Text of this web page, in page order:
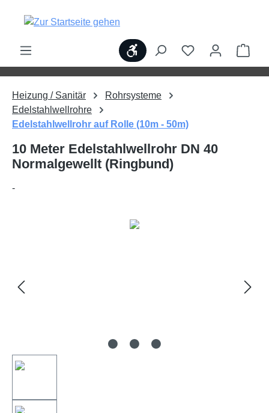
springen
Werkzeugleiste anzeigen
Heizung / Sanitär
Rohrsysteme
Edelstahlwellrohre
Edelstahlwellrohr auf Rolle (10m - 50m)
10 Meter Edelstahlwellrohr DN 40
Normalgewellt (Ringbund)
-